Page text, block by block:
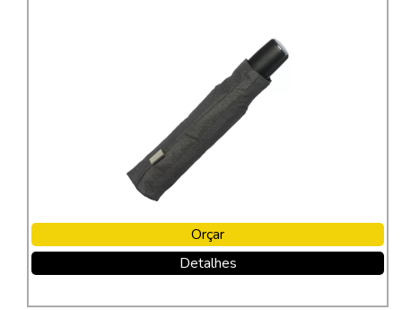
Orçar
Detalhes